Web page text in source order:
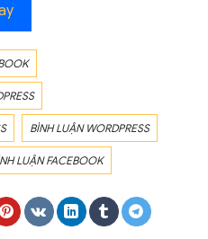
BÌNH LUẬN WORDPRESS
LUẬN FACEBOOK